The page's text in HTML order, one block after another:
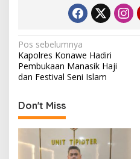
N
a
v
i
g
a
s
Pos sebelumnya
Kapolres Konawe Hadiri
Pembukaan Manasik Haji
dan Festival Seni Islam
Don't Miss